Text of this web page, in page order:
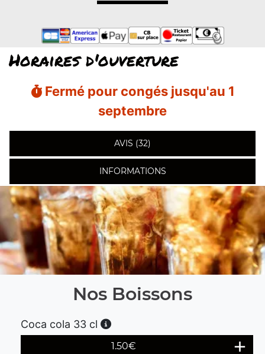
Horaires d'ouverture
Fermé pour congés jusqu'au 1
septembre
AVIS (32)
INFORMATIONS
Nos Boissons
Coca cola 33 cl
1.50€